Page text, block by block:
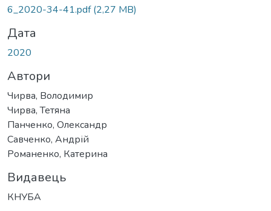
6_2020-34-41.pdf(2,27 MB)
Дата
2020
Автори
Чирва, Володимир
Чирва, Тетяна
Панченко, Олександр
Савченко, Андрій
Романенко, Катерина
Видавець
КНУБА